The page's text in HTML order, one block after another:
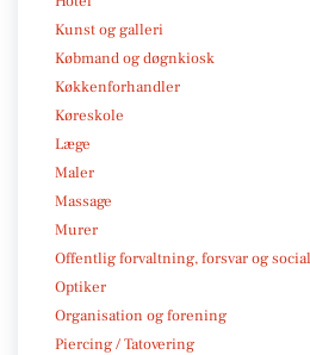
Kunst og galleri
Købmand og døgnkiosk
Køkkenforhandler
Køreskole
Læge
Maler
Massage
Murer
Offentlig forvaltning, forsvar og
Optiker
Organisation og forening
Piercing / Tatovering